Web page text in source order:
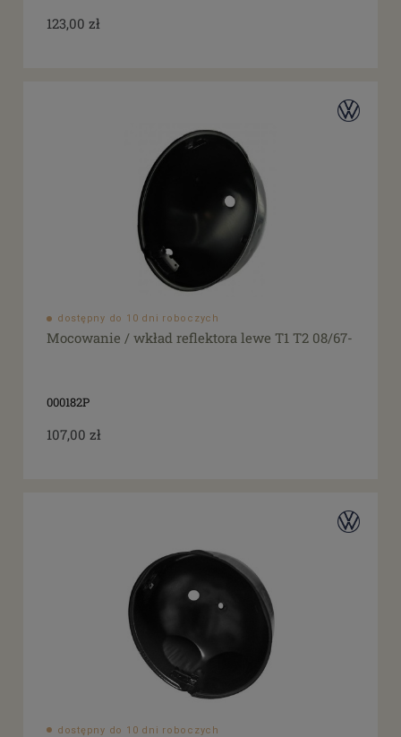
123,00 zł
dostępny do 10 dni roboczych
Mocowanie / wkład reflektora lewe T1 T2 08/67-
000182P
107,00 zł
dostępny do 10 dni roboczych